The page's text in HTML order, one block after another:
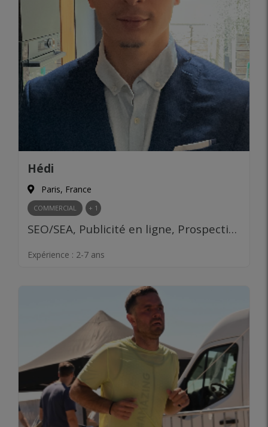
Hédi
Paris, France
COMMERCIAL + 1
SEO/SEA, Publicité en ligne, Prospection clients, Négociation commerciale, Développement de réseau
Expérience : 2-7 ans